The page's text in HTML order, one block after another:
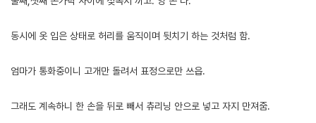
동시에 옷 입은 상태로 허리를 움직이며 뒷치기 하는 것처럼 함.
엄마가 통화중이니 고개만 돌려서 표정으로만 쓰읍.
그래도 계속하니 한 손을 뒤로 빼서 츄리닝 안으로 넣고 자지 만져줌.